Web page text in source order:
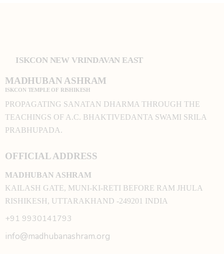
ISKCON NEW VRINDAVAN EAST
MADHUBAN ASHRAM
ISKCON TEMPLE OF RISHIKESH
PROPAGATING SANATAN DHARMA THROUGH THE
TEACHINGS OF A.C. BHAKTIVEDANTA SWAMI SRILA
PRABHUPADA.
OFFICIAL ADDRESS
MADHUBAN ASHRAM
KAILASH GATE, MUNI-KI-RETI BEFORE RAM JHULA
RISHIKESH, UTTARAKHAND -249201 INDIA
+91 9930141793
info@madhubanashram.org